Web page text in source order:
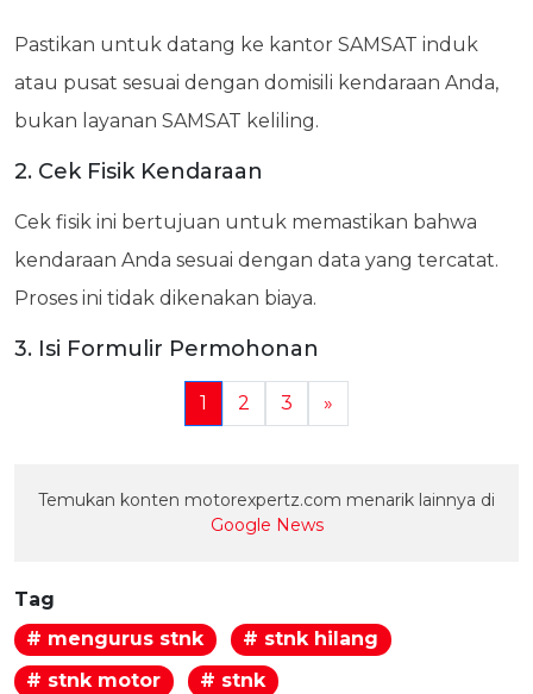
Pastikan untuk datang ke kantor SAMSAT induk
atau pusat sesuai dengan domisili kendaraan Anda,
bukan layanan SAMSAT keliling.
2. Cek Fisik Kendaraan
Cek fisik ini bertujuan untuk memastikan bahwa
kendaraan Anda sesuai dengan data yang tercatat.
Proses ini tidak dikenakan biaya.
3. Isi Formulir Permohonan
1 2 3 »
Temukan konten motorexpertz.com menarik lainnya di
Google News
Tag
# mengurus stnk
# stnk hilang
# stnk motor
# stnk